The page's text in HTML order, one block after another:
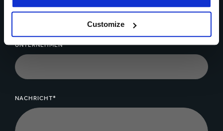
Customize
UNTERNEHMEN*
NACHRICHT*